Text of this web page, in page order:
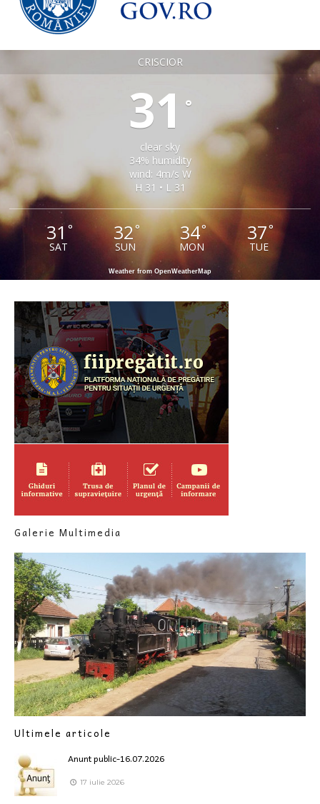
CRISCIOR
31 °
clear sky
34% humidity
wind: 4m/s W
H 31 • L 31
31 °
SAT
32°
SUN
34°
MON
37°
TUE
Weather from OpenWeatherMap
Galerie Multimedia
Ultimele articole
Anunt public-16.07.2026
17 iulie 2026